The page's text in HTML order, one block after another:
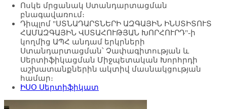
Ոսկե մրցանակ Ստանդարտացման
բնագավառում։
Դիպլոմ "ՍՏՆԱԴԱՐՏՆԵՐԻ ԱԶԳԱՅԻՆ ԻՆՍՏԻՏՈՒՏ
ՀԱՄԱԶԳԱՅԻՆ ՎՍՏԱՀՈՒԹՅԱՆ ԽՈՐՀՈՒՐԴ"-ի
կողմից ԱՊՀ անդամ երկրների
Ստանդարտացման՝ Չափագիտության և
Սերտիֆիկացման Միջպետական Խորհրդի
աշխատանքներին ակտիվ մասնակցության
համար։
ԻՍՕ Սերտիֆիկատ